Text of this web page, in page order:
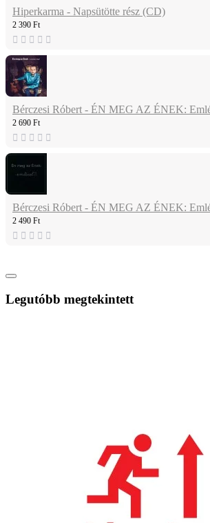
Hiperkarma - Napsütötte rész (CD)
2 390 Ft
Bérczesi Róbert - ÉN MEG AZ ÉNEK:
2 690 Ft
Bérczesi Róbert - ÉN MEG AZ ÉNEK:
2 490 Ft
Legutóbb megtekintett